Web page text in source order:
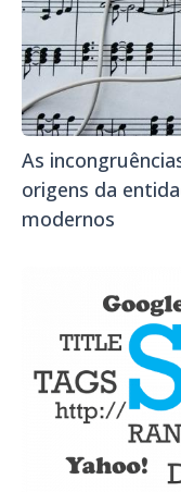
As
origens da
modernos